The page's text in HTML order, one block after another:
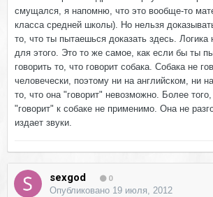
смущался, я напомню, что это вообще-то
класса средней школы). Но нельзя
то, что ты пытаешься доказать здесь. Логика
для этого. Это то же самое, как если бы ты
говорить то, что говорит собака. Собака не
человечески, поэтому ни на английском, ни
то, что она "говорит" невозможно. Более
"говорит" к собаке не применимо. Она не
издает звуки.
sexgod 0
Опубликовано 19 июля, 2012